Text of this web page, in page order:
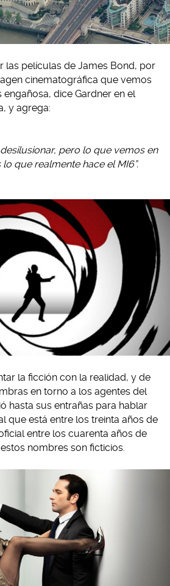
las películas de James Bond, por
cinematográfica que vemos
dice Gardner en el
y agrega:
pero lo que vemos en
que realmente hace el MI6”.
la ficción con la realidad, y de
en torno a los agentes del
hasta sus entrañas para hablar
que está entre los treinta años de
entre los cuarenta años de
nombres son ficticios.